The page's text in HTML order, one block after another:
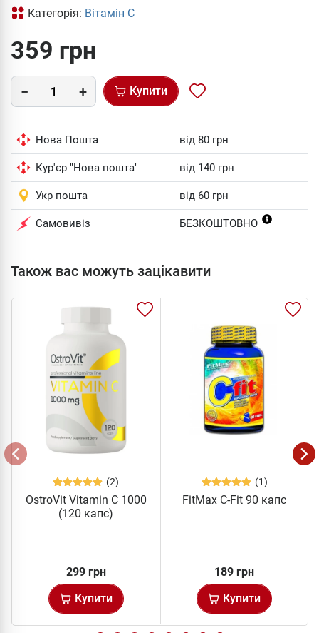
Категорія: Вітамін С
359 грн
Купити
Нова Пошта від 80 грн
Кур'єр "Нова пошта" від 140 грн
Укр пошта від 60 грн
Самовивіз БЕЗКОШТОВНО
Також вас можуть зацікавити
(2)
OstroVit Vitamin C 1000
(120 капс)
299 грн
Купити
(1)
FitMax C-Fit 90 капс
189 грн
Купити